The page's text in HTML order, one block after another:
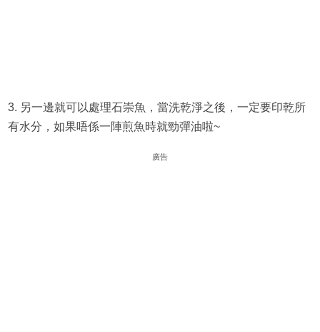
3. 另一邊就可以處理石崇魚，當洗乾淨之後，一定要印乾所
有水分，如果唔係一陣煎魚時就勁彈油啦~
廣告